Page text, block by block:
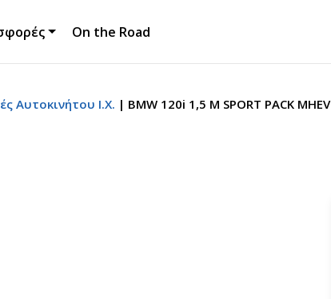
On the Road
Αυτοκινήτου Ι.Χ. BMW 120i 1,5 M SPORT PACK MHEV